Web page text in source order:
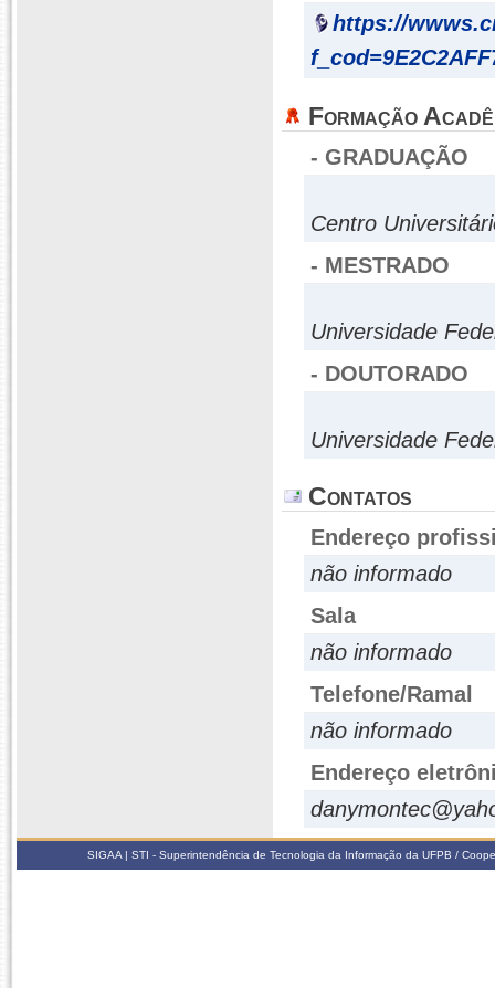
https://
Formação
- GRADUAÇÃO
Centro
- MESTRADO
Universidade
- DOUTORADO
Universidade
Contatos
Endereço
não informado
Sala
não informado
Telefone/Ramal
não informado
Endereço
SIGAA | STI - Superintendência de Tecnologia da Informação da UFPB /